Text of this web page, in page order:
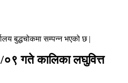
बुद्धचोकमा सम्पन्न भएको छ |
गते कालिका लघुवित्त